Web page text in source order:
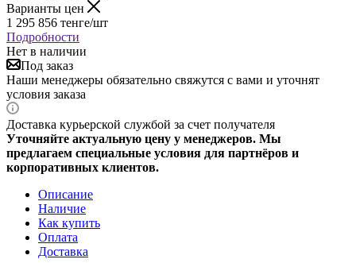
Варианты цен
1 295 856 тенге/шт
Подробности
Нет в наличии
Под заказ
Наши менеджеры обязательно свяжутся с вами и уточнят
условия заказа
Доставка курьерской службой за счет получателя
Уточняйте актуальную цену у менеджеров. Мы
предлагаем специальные условия для партнёров и
корпоративных клиентов.
Описание
Наличие
Как купить
Оплата
Доставка